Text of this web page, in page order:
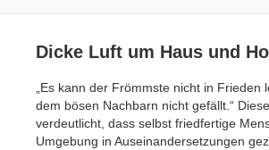
Dicke Luft um Haus und
„Es kann der Frömmste nicht in Frieden
dem bösen Nachbarn nicht gefällt.“
verdeutlicht, dass selbst friedfertige
Umgebung in Auseinandersetzungen